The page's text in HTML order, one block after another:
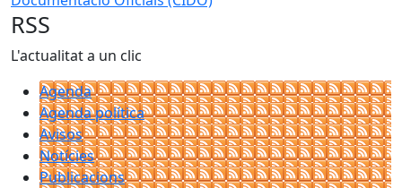
RSS
L'actualitat a un clic
Agenda
Agenda política
Avisos
Notícies
Publicacions